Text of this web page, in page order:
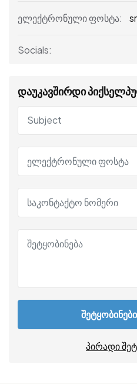
ელექტრონული ფოსტა:
Socials:
დაუკავშირდი
პირადი